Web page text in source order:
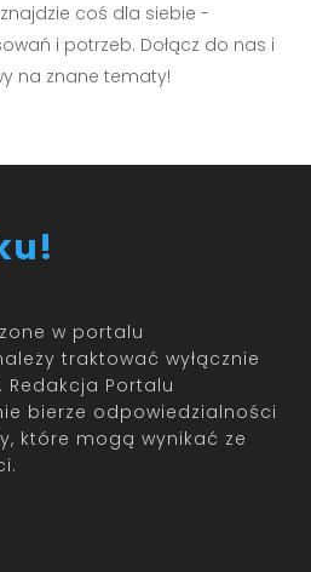
coś dla siebie -
i potrzeb. Dołącz do nas i
na znane tematy!
w portalu
traktować wyłącznie
Portalu
bierze odpowiedzialności
które mogą wynikać ze